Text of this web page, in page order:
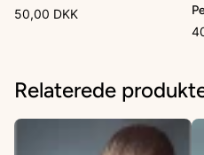
50,00 DKK
Relaterede